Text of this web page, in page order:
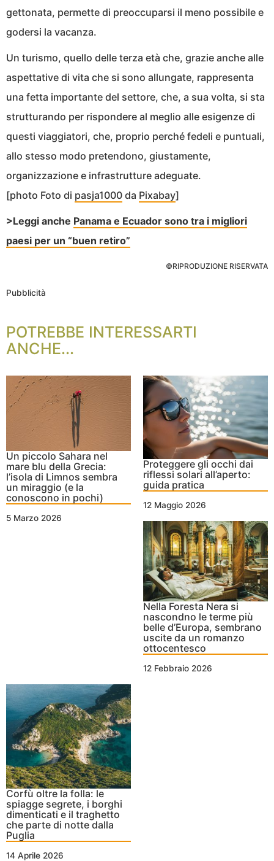
gettonata, permette di preoccuparsi il meno possibile e
godersi la vacanza.
Un turismo, quello delle terza età che, grazie anche alle
aspettative di vita che si sono allungate, rappresenta
una fetta importante del settore, che, a sua volta, si sta
strutturando per rispondere al meglio alle esigenze di
questi viaggiatori, che, proprio perché fedeli e puntuali,
allo stesso modo pretendono, giustamente,
organizzazione e infrastrutture adeguate.
[photo Foto di pasja1000 da Pixabay]
>Leggi anche Panama e Ecuador sono tra i migliori
paesi per un “buen retiro”
©RIPRODUZIONE RISERVATA
Pubblicità
POTREBBE INTERESSARTI
ANCHE...
Un piccolo Sahara nel
mare blu della Grecia:
l’isola di Limnos sembra
un miraggio (e la
conoscono in pochi)
5 Marzo 2026
Proteggere gli occhi dai
riflessi solari all’aperto:
guida pratica
12 Maggio 2026
Nella Foresta Nera si
nascondno le terme più
belle d’Europa, sembrano
uscite da un romanzo
ottocentesco
12 Febbraio 2026
Corfù oltre la folla: le
spiagge segrete, i borghi
dimenticati e il traghetto
che parte di notte dalla
Puglia
14 Aprile 2026